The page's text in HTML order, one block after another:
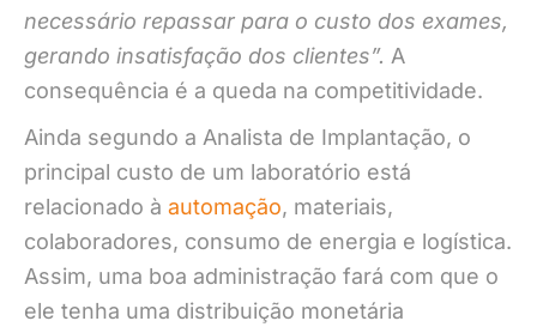
necessário repassar para o custo dos exames,
gerando insatisfação dos clientes”. A
consequência é a queda na competitividade.
Ainda segundo a Analista de Implantação, o
principal custo de um laboratório está
relacionado à automação, materiais,
colaboradores, consumo de energia e logística.
Assim, uma boa administração fará com que o
ele tenha uma distribuição monetária